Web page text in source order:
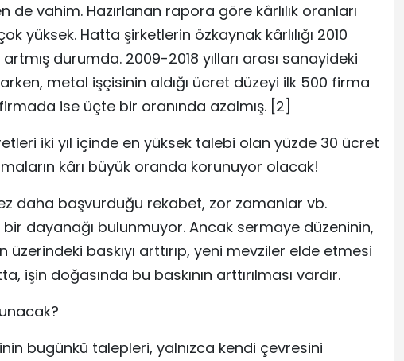
vahim. Hazırlanan rapora göre kârlılık oranları
yüksek. Hatta şirketlerin özkaynak kârlılığı 2010
artmış durumda. 2009-2018 yılları arası sanayideki
metal işçisinin aldığı ücret düzeyi ilk 500 firma
ise üçte bir oranında azalmış. [2]
iki yıl içinde en yüksek talebi olan yüzde 30 ücret
kârı büyük oranda korunuyor olacak!
daha başvurduğu rekabet, zor zamanlar vb.
dayanağı bulunmuyor. Ancak sermaye düzeninin,
baskıyı arttırıp, yeni mevziler elde etmesi
işin doğasında bu baskının arttırılması vardır.
bugünkü talepleri, yalnızca kendi çevresini